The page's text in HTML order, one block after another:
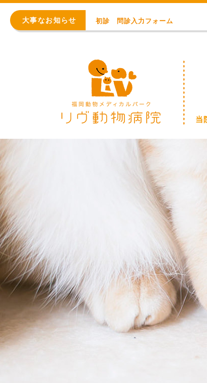
大事なお知らせ 初診 問診入力フォーム
WEB予約始まりました！
※重要※ 価格改定のお知らせ
初診 問診入力フォーム
WEB予約始まりました！
※重要※ 価格改定のお知らせ
当